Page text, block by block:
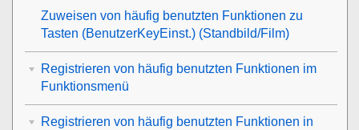
Zuweisen von häufig benutzten Funktionen zu
Tasten (BenutzerKeyEinst.) (Standbild/Film)
Registrieren von häufig benutzten Funktionen im
Funktionsmenü
Registrieren von häufig benutzten Funktionen in